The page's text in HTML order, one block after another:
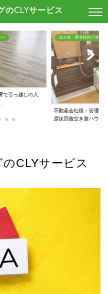
のCLYサービス
ー
で引っ越しの入
法人様・業者様向け清掃
不動産会社様・管理会
原状回復空き室ハウ...
CLYサービス